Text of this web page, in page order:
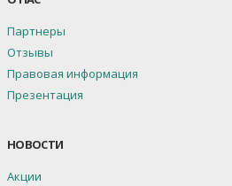
Партнеры
Отзывы
Правовая информация
Презентация
НОВОСТИ
Акции